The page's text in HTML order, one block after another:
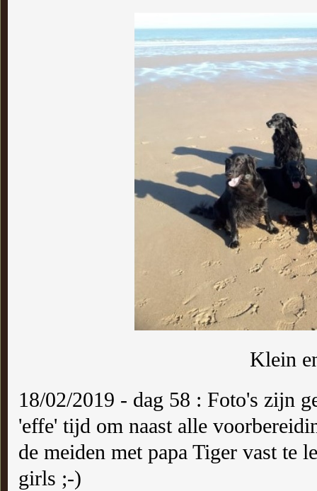
Klein
18/02/2019 - dag 58 : Foto's zijn
'effe' tijd om naast alle
de meiden met papa Tiger vast te
girls ;-)